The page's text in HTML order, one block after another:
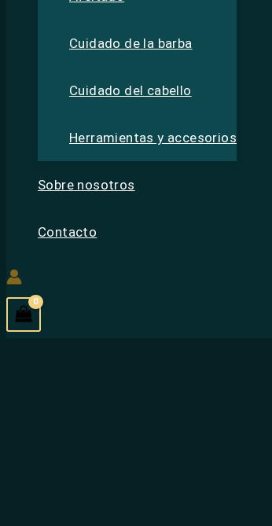
Cuidado de la barba
Cuidado del cabello
Herramientas y accesorios
Sobre nosotros
Contacto